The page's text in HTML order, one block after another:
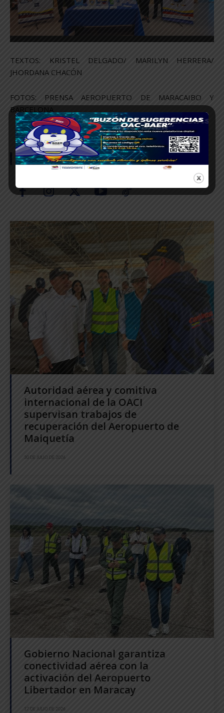
TEXTOS: KRISTEL DELGADO/ MARILYN HERRERA/
JHORDANA CHACÓN
FOTOS: PRENSA AEROPUERTO DE MARACAIBO Y
BARCELONA
SÍGUENOS
Autoridad aérea y comitiva
internacional de la OACI
supervisan trabajos de
recuperación del Aeropuerto de
Maiquetía
30 DE JULIO DE 2026
Gobierno Nacional garantiza
conectividad aérea con la
activación del Aeropuerto
Libertador en Maracay
17 DE JULIO DE 2026